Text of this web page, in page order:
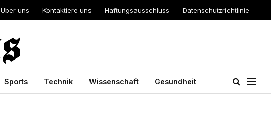
Über uns Kontaktiere uns Haftungsausschluss Datenschutzrichtlinie
Sports Technik Wissenschaft Gesundheit